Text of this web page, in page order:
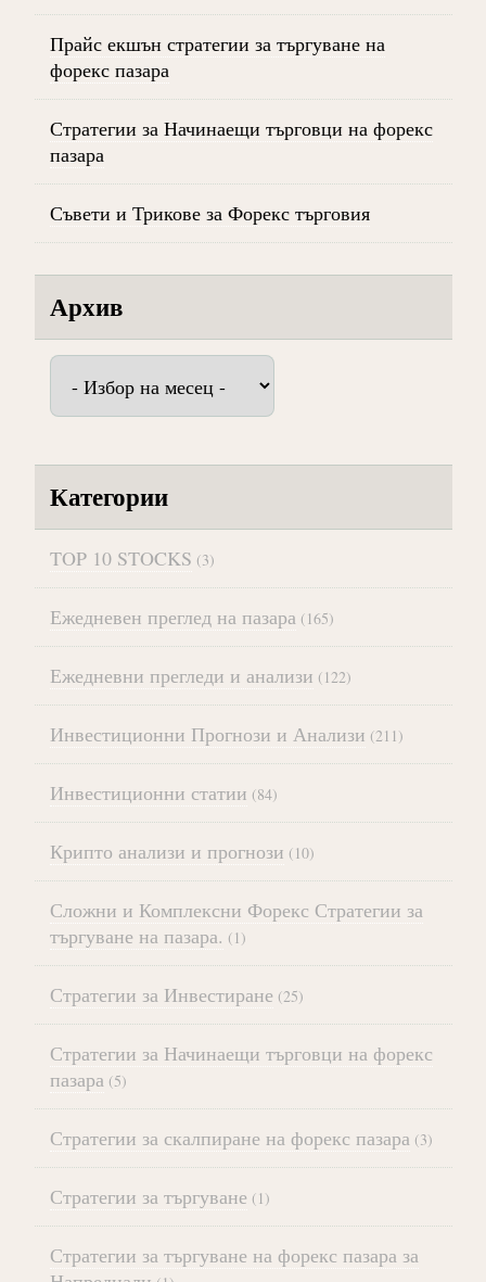
Прайс екшън стратегии за търгуване на
форекс пазара
Стратегии за Начинаещи търговци на форекс
пазара
Съвети и Трикове за Форекс търговия
Архив
Архив
Категории
TOP 10 STOCKS (3)
Ежедневен преглед на пазара (165)
Ежедневни прегледи и анализи (122)
Инвестиционни Прогнози и Анализи (211)
Инвестиционни статии (84)
Крипто анализи и прогнози (10)
Сложни и Комплексни Форекс Стратегии за
търгуване на пазара. (1)
Стратегии за Инвестиране (25)
Стратегии за Начинаещи търговци на форекс
пазара (5)
Стратегии за скалпиране на форекс пазара (3)
Стратегии за търгуване (1)
Стратегии за търгуване на форекс пазара за